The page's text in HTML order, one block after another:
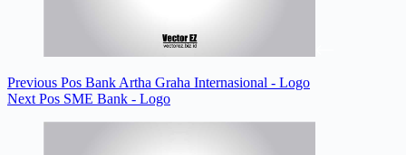
Previous Pos Bank Artha Graha Internasional - Logo
Next Pos SME Bank - Logo